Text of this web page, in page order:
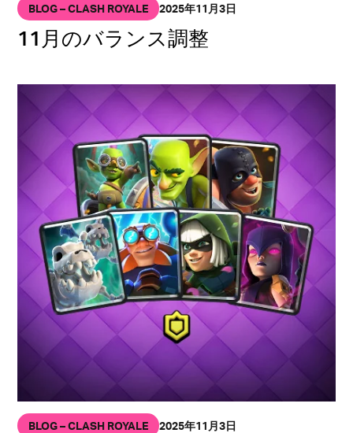
BLOG – CLASH ROYALE 2025年11月3日
11月のバランス調整
BLOG – CLASH ROYALE 2025年11月3日